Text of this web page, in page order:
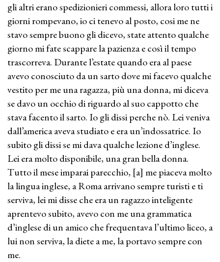
gli altri erano spedizionieri commessi, allora loro tutti i
giorni rompevano, io ci tenevo al posto, cosi me ne
stavo sempre buono gli dicevo, state attento qualche
giorno mi fate scappare la pazienza e così il tempo
trascorreva. Durante l’estate quando era al paese
avevo conosciuto da un sarto dove mi facevo qualche
vestito per me una ragazza, più una donna, mi diceva
se davo un occhio di riguardo al suo cappotto che
stava facento il sarto. Io gli dissi perche nò. Lei veniva
dall’america aveva studiato e era un’indossatrice. Io
subito gli dissi se mi dava qualche lezione d’inglese.
Lei era molto disponibile, una gran bella donna.
Tutto il mese imparai parecchio, [a] me piaceva molto
la lingua inglese, a Roma arrivano sempre turisti e ti
serviva, lei mi disse che era un ragazzo inteligente
aprentevo subito, avevo con me una grammatica
d’inglese di un amico che frequentava l’ultimo liceo, a
lui non serviva, la diete a me, la portavo sempre con
me.